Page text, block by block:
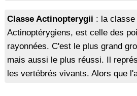
Classe Actinopterygii : la
Actinoptérygiens, est celle des
rayonnées. C'est le plus grand
mais aussi le plus réussi. Il
les vertébrés vivants. Alors que